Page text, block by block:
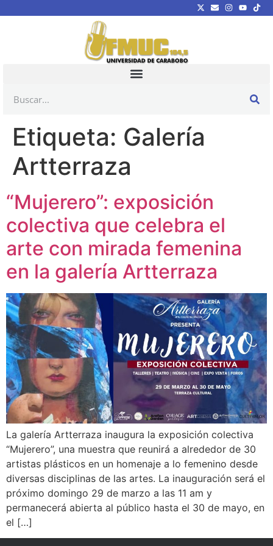
Etiqueta: Galería
Artterraza
“Mujerero”: exposición
colectiva que celebra el
arte con mirada femenina
en la galería Artterraza
La galería Artterraza inaugura la exposición colectiva
“Mujerero”, una muestra que reunirá a alrededor de 30
artistas plásticos en un homenaje a lo femenino desde
diversas disciplinas de las artes. La inauguración será el
próximo domingo 29 de marzo a las 11 am y
permanecerá abierta al público hasta el 30 de mayo, en
el […]